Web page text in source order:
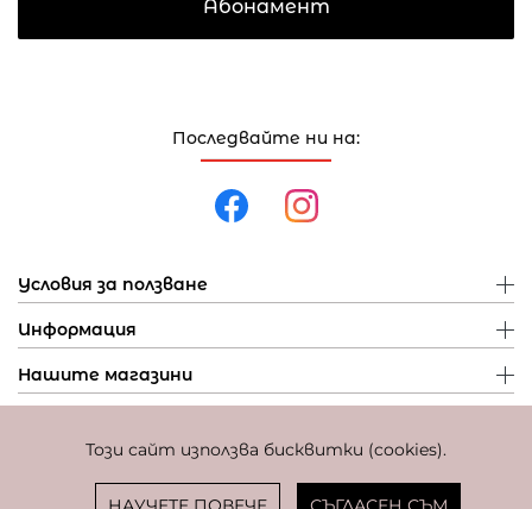
Този сайт използва бисквитки (cookies).
Последвайте ни на:
Условия за ползване
Информация
Нашите магазини
Абонамент
Фиксиран курс за превалутиране: 1 EUR = 1,95583 BGN